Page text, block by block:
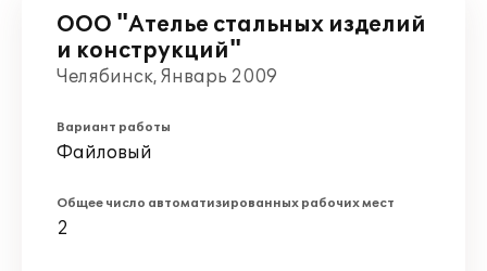
ООО "Ателье стальных изделий
и конструкций"
Челябинск, Январь 2009
Вариант работы
Файловый
Общее число автоматизированных рабочих мест
2